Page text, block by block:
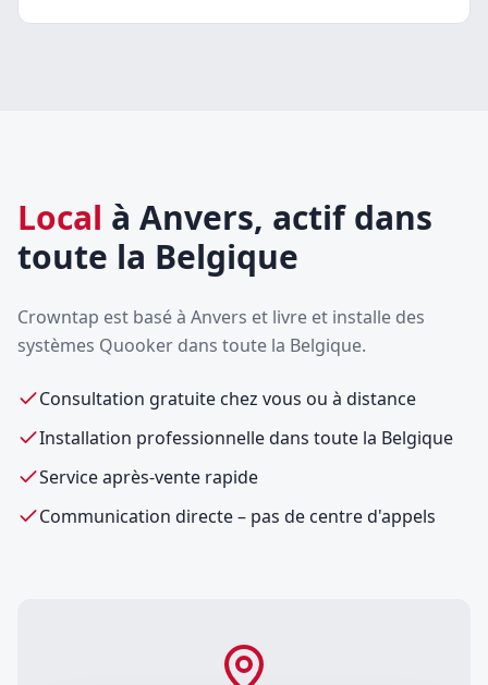
Local à Anvers, actif dans
toute la Belgique
Crowntap est basé à Anvers et livre et installe des
systèmes Quooker dans toute la Belgique.
Consultation gratuite chez vous ou à distance
Installation professionnelle dans toute la Belgique
Service après-vente rapide
Communication directe – pas de centre d'appels